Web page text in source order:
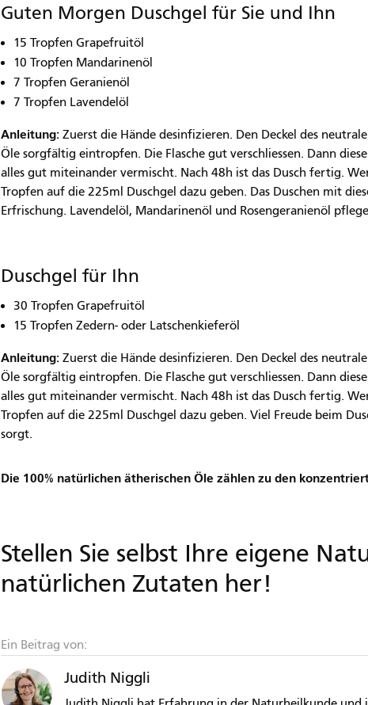
Guten Morgen Duschgel für Sie und Ihn
15 Tropfen Grapefruitöl
10 Tropfen Mandarinenöl
7 Tropfen Geranienöl
7 Tropfen Lavendelöl
Anleitung: Zuerst die Hände desinfizieren. Den Deckel des
Öle sorgfältig eintropfen. Die Flasche gut verschliessen. Dann
alles gut miteinander vermischt. Nach 48h ist das Dusch fertig.
Tropfen auf die 225ml Duschgel dazu geben. Das Duschen mit
Erfrischung. Lavendelöl, Mandarinenöl und Rosengeranienöl
Duschgel für Ihn
30 Tropfen Grapefruitöl
15 Tropfen Zedern- oder Latschenkieferöl
Anleitung: Zuerst die Hände desinfizieren. Den Deckel des
Öle sorgfältig eintropfen. Die Flasche gut verschliessen. Dann
alles gut miteinander vermischt. Nach 48h ist das Dusch fertig.
Tropfen auf die 225ml Duschgel dazu geben. Viel Freude beim
sorgt.
Die 100% natürlichen ätherischen Öle zählen zu den
Stellen Sie selbst Ihre eigene
natürlichen Zutaten her!
Ein Beitrag von:
Judith Niggli